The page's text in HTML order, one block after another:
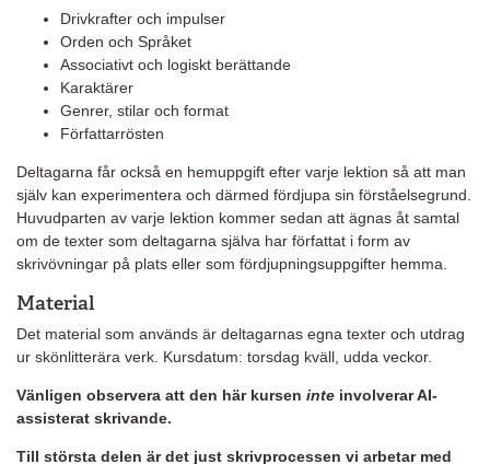
Drivkrafter och impulser
Orden och Språket
Associativt och logiskt berättande
Karaktärer
Genrer, stilar och format
Författarrösten
Deltagarna får också en hemuppgift efter varje lektion så att man
själv kan experimentera och därmed fördjupa sin förståelsegrund.
Huvudparten av varje lektion kommer sedan att ägnas åt samtal
om de texter som deltagarna själva har författat i form av
skrivövningar på plats eller som fördjupningsuppgifter hemma.
Material
Det material som används är deltagarnas egna texter och utdrag
ur skönlitterära verk. Kursdatum: torsdag kväll, udda veckor.
Vänligen observera att den här kursen inte involverar AI-
assisterat skrivande.
Till största delen är det just skrivprocessen vi arbetar med